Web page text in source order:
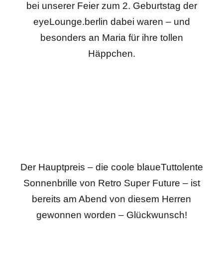
bei unserer Feier zum 2. Geburtstag der
eyeLounge.berlin dabei waren – und
besonders an Maria für ihre tollen
Häppchen.
Der Hauptpreis – die coole blaueTuttolente
Sonnenbrille von Retro Super Future – ist
bereits am Abend von diesem Herren
gewonnen worden – Glückwunsch!